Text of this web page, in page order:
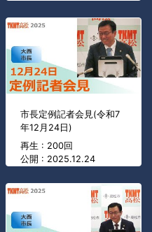
市長定例記者会見(令和7
年12月24日)
再生 : 200回
公開 : 2025.12.24